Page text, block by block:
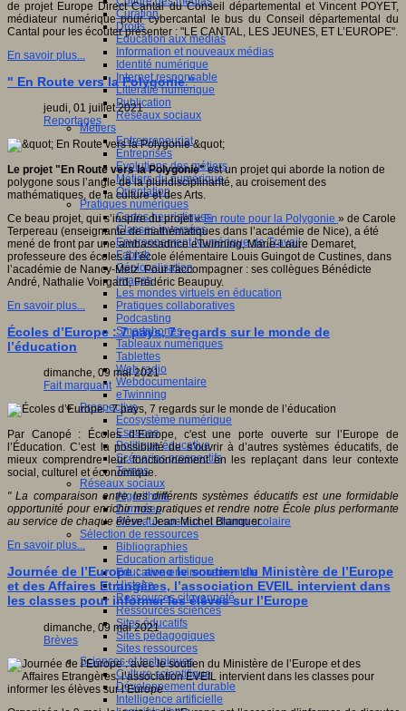
Curation
Droits
Education aux médias
Information et nouveaux médias
Identité numérique
Internet responsable
Littératie numérique
Publication
Réseaux sociaux
Métiers
Entrepreneuriat
Entreprises
Evolutions des métiers
Métiers du numérique
Orientation
Pratiques numériques
Cartes heuristiques
Classes inversées
Environnement Numérique de Travail
Fablab
Géolocalisation
Images
Les mondes virtuels en éducation
Pratiques collaboratives
Podcasting
Smartphones
Tableaux numériques
Tablettes
Web radio
Webdocumentaire
eTwinning
Prospective
Ecosystème numérique
Espaces
Politique éducative
Scénarios prospectifs
Temps
Réseaux sociaux
Algorithme
Données
Réseaux sociaux et champ scolaire
Sélection de ressources
Bibliographies
Education artistique
Education environnementale
Histoire
Ressources citoyenneté
Ressources sciences
Sites éducatifs
Sites pédagogiques
Sites ressources
Sciences et techniques
Culture scientifique
Développement durable
Intelligence artificielle
de projet Europe Direct Cantal du Conseil départemental et Vincent POYET,
médiateur numérique pour cybercantal le bus du Conseil départemental du
Cantal pour les écouter présenter : "LE CANTAL, LES JEUNES, ET L’EUROPE".
En savoir plus...
" En Route vers la Polygonie "
jeudi, 01 juillet 2021
Reportages
Le projet "En Route vers la Polygonie"est un projet qui aborde la notion de
polygone sous l’angle de la pluridisciplinarité, au croisement des
mathématiques, de la culture et des Arts.
Ce beau projet, qui s’inspire du projet «En route pour la Polygonie » de Carole
Terpereau (enseignante de mathématiques dans l’académie de Nice), a été
mené de front par une ambassadrice eTwinning, Marie-Laure Demaret,
professeure des écoles à l’école élémentaire Louis Guingot de Custines, dans
l’académie de Nancy-Metz. Pour l'accompagner : ses collègues Bénédicte
André, Nathalie Voirgard, Frédéric Beaupuy.
En savoir plus...
Écoles d’Europe : 7 pays, 7 regards sur le monde de
l’éducation
dimanche, 09 mai 2021
Fait marquant
Par Canopé : Écoles d’Europe, c'est une porte ouverte sur l’Europe de
l’Éducation. C’est la possibilité de s’ouvrir à d’autres systèmes éducatifs, de
mieux comprendre leur fonctionnement en les replaçant dans leur contexte
social, culturel et économique.
" La comparaison entre les différents systèmes éducatifs est une formidable
opportunité pour enrichir nos pratiques et rendre notre École plus performante
au service de chaque élève."Jean-Michel Blanquer
En savoir plus...
Journée de l’Europe : avec le soutien du Ministère de l’Europe
et des Affaires Etrangères, l’association EVEIL intervient dans
les classes pour informer les élèves sur l’Europe
dimanche, 09 mai 2021
Brèves